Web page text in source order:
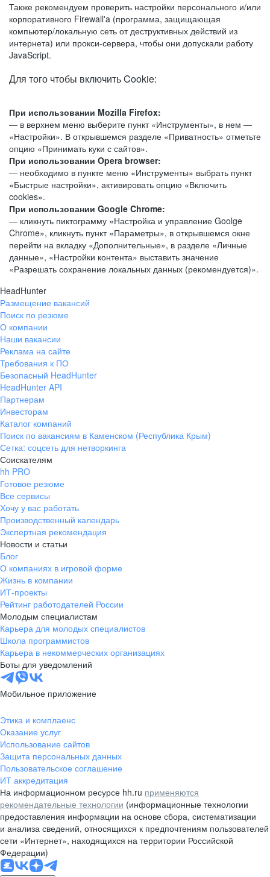
Также рекомендуем проверить настройки персонального и/или
корпоративного Firewall'a (программа, защищающая
компьютер/локальную сеть от деструктивных действий из
интернета) или прокси-сервера, чтобы они допускали работу
JavaScript.
Для того чтобы включить Cookie:
При использовании Mozilla Firefox:
— в верхнем меню выберите пункт «Инструменты», в нем —
«Настройки». В открывшемся разделе «Приватность» отметьте
опцию «Принимать куки с сайтов».
При использовании Opera browser:
— необходимо в пункте меню «Инструменты» выбрать пункт
«Быстрые настройки», активировать опцию «Включить
cookies».
При использовании Google Chrome:
— кликнуть пиктограмму «Настройка и управление Goolge
Chrome», кликнуть пункт «Параметры», в открывшемся окне
перейти на вкладку «Дополнительные», в разделе «Личные
данные», «Настройки контента» выставить значение
«Разрешать сохранение локальных данных (рекомендуется)».
HeadHunter
Размещение вакансий
Поиск по резюме
О компании
Наши вакансии
Реклама на сайте
Требования к ПО
Безопасный HeadHunter
HeadHunter API
Партнерам
Инвесторам
Каталог компаний
Поиск по вакансиям в Каменском (Республика Крым)
Сетка: соцсеть для нетворкинга
Соискателям
hh PRO
Готовое резюме
Все сервисы
Хочу у вас работать
Производственный календарь
Экспертная рекомендация
Новости и статьи
Блог
О компаниях в игровой форме
Жизнь в компании
ИТ-проекты
Рейтинг работодателей России
Молодым специалистам
Карьера для молодых специалистов
Школа программистов
Карьера в некоммерческих организациях
Боты для уведомлений
Мобильное приложение
Этика и комплаенс
Оказание услуг
Использование сайтов
Защита персональных данных
Пользовательское соглашение
ИТ аккредитация
На информационном ресурсе hh.ru применяются
рекомендательные технологии (информационные технологии
предоставления информации на основе сбора, систематизации
и анализа сведений, относящихся к предпочтениям пользователей
сети «Интернет», находящихся на территории Российской
Федерации)